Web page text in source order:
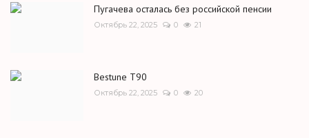
Пугачева осталась без российской пенсии
Октябрь 22, 2025 0 21
Bestune T90
Октябрь 22, 2025 0 20